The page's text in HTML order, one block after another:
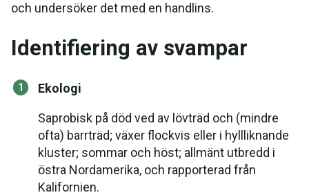
och undersöker det med en handlins.
Identifiering av svampar
Ekologi
Saprobisk på död ved av lövträd och (mindre
ofta) barrträd; växer flockvis eller i hyllliknande
kluster; sommar och höst; allmänt utbredd i
östra Nordamerika, och rapporterad från
Kalifornien.